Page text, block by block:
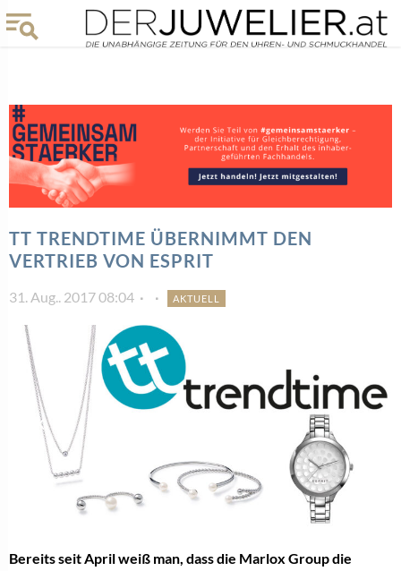
TT TRENDTIME ÜBERNIMMT DEN
VERTRIEB VON ESPRIT
31. Aug.. 2017 08:04 AKTUELL
Bereits seit April weiß man, dass die Marlox Group die